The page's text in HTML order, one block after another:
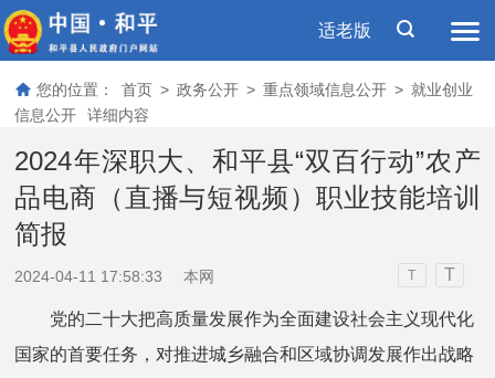
适老版
您的位置： 首页 > 政务公开 > 重点领域信息公开 > 就业创业
信息公开
详细内容
2024年深职大、和平县“双百行动”农产
品电商（直播与短视频）职业技能培训
简报
2024-04-11 17:58:33 本网 T T
党的二十大把高质量发展作为全面建设社会主义现代化
国家的首要任务，对推进城乡融合和区域协调发展作出战略